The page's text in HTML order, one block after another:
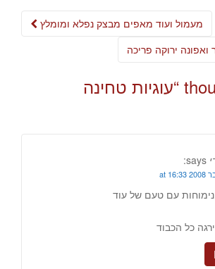
Post
מעמול ועוד מאפים מבצק נפלא ומומלץ
עוגיות טחינה
says:
עם טעם של עוד
כל הכבוד